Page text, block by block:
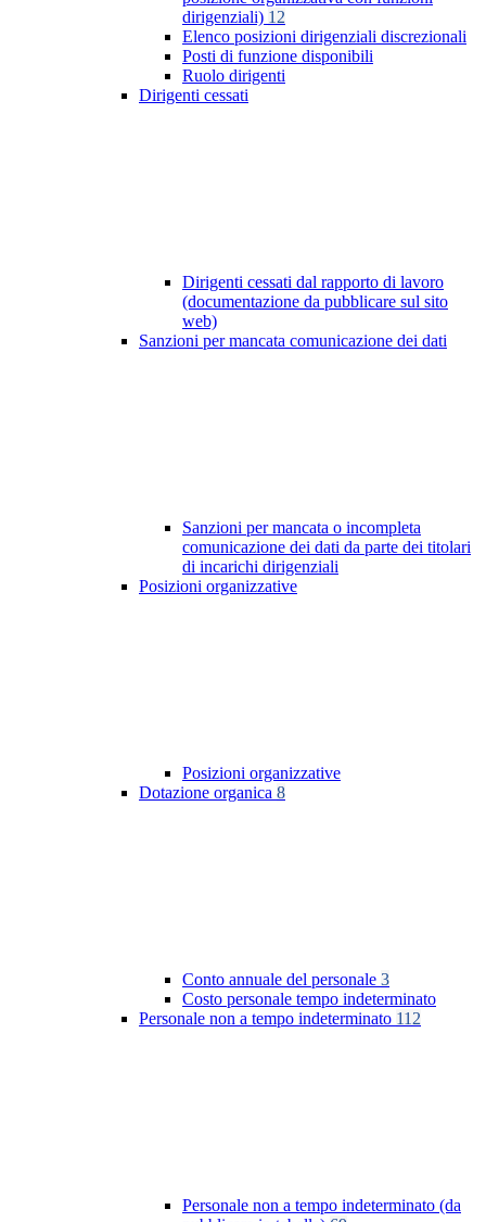
dirigenziali) 12
Elenco posizioni dirigenziali discrezionali
Posti di funzione disponibili
Ruolo dirigenti
Dirigenti cessati
Dirigenti cessati dal rapporto di lavoro
(documentazione da pubblicare sul sito
web)
Sanzioni per mancata comunicazione dei dati
Sanzioni per mancata o incompleta
comunicazione dei dati da parte dei titolari
di incarichi dirigenziali
Posizioni organizzative
Posizioni organizzative
Dotazione organica 8
Conto annuale del personale 3
Costo personale tempo indeterminato
Personale non a tempo indeterminato 112
Personale non a tempo indeterminato (da